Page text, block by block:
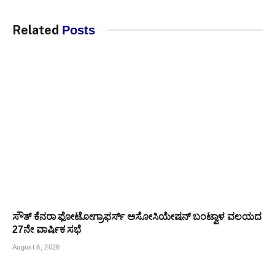
Related Posts
ಸೌತ್ ಕೆನರಾ ಫೋಟೋಗ್ರಾಫರ್ಸ್ ಅಸೋಸಿಯೇಷನ್ ಬಂಟ್ವಾಳ ವಲಯದ
27ನೇ ವಾರ್ಷಿಕ ಸಭೆ
August 6, 2026